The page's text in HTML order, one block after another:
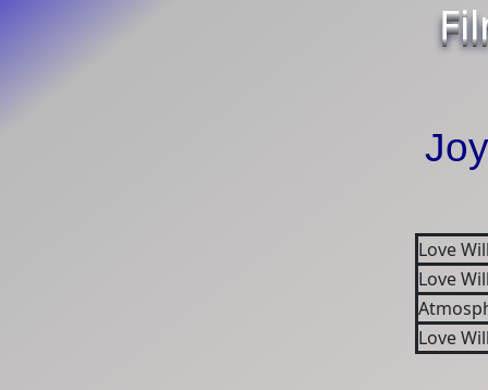
Love
Love
Love